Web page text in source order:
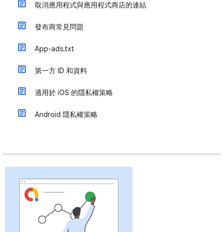
取消應用程式與應用程式商店的連結
發布商常見問題
App-ads.txt
第一方 ID 和資料
適用於 iOS 的隱私權策略
Android 隱私權策略